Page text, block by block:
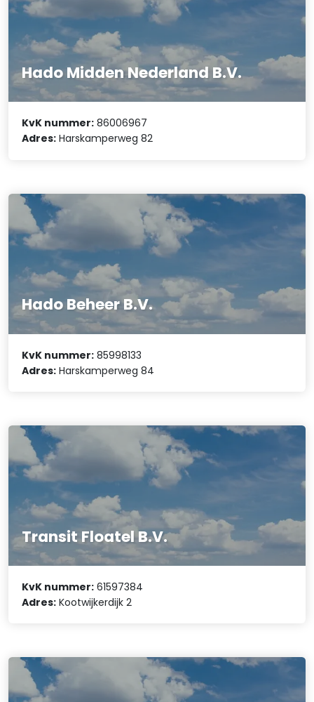
Hado Midden Nederland B.V.
KvK nummer: 86006967
Adres: Harskamperweg 82
Hado Beheer B.V.
KvK nummer: 85998133
Adres: Harskamperweg 84
Transit Floatel B.V.
KvK nummer: 61597384
Adres: Kootwijkerdijk 2